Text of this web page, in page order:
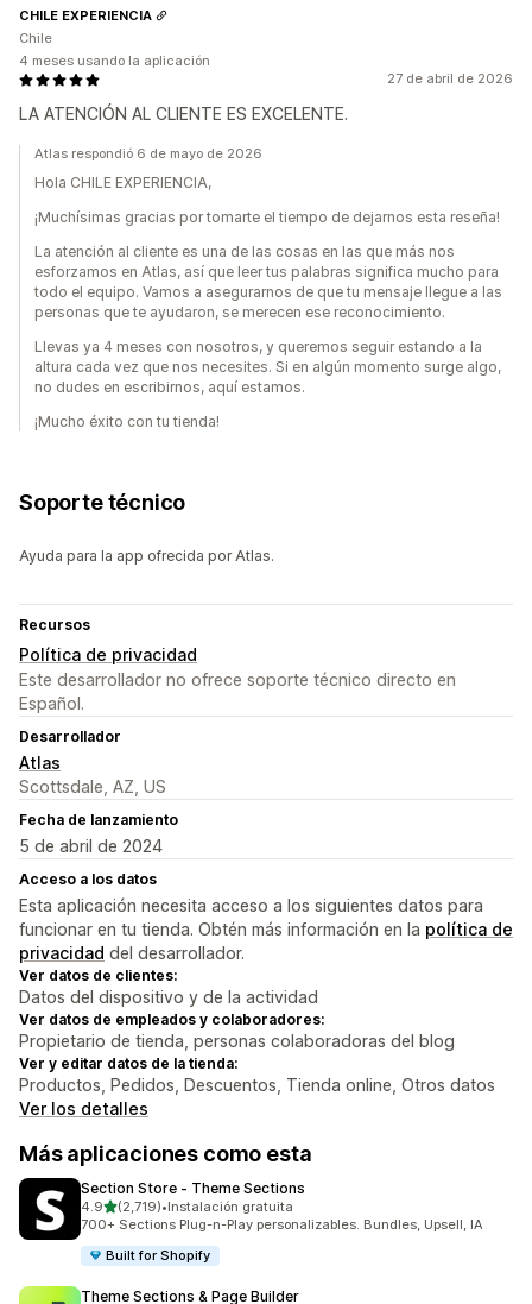
27 de abril de 2026
LA ATENCIÓN AL CLIENTE ES EXCELENTE.
CHILE EXPERIENCIA
Chile
4 meses usando la aplicación
Atlas respondió 6 de mayo de 2026
Hola CHILE EXPERIENCIA,
¡Muchísimas gracias por tomarte el tiempo de dejarnos esta reseña!
La atención al cliente es una de las cosas en las que más nos
esforzamos en Atlas, así que leer tus palabras significa mucho para
todo el equipo. Vamos a asegurarnos de que tu mensaje llegue a las
personas que te ayudaron, se merecen ese reconocimiento.
Llevas ya 4 meses con nosotros, y queremos seguir estando a la
altura cada vez que nos necesites. Si en algún momento surge algo,
no dudes en escribirnos, aquí estamos.
¡Mucho éxito con tu tienda!
Soporte técnico
Ayuda para la app ofrecida por Atlas.
Recursos
Política de privacidad
Este desarrollador no ofrece soporte técnico directo en
Español.
Desarrollador
Atlas
Scottsdale, AZ, US
Fecha de lanzamiento
5 de abril de 2024
Acceso a los datos
Esta aplicación necesita acceso a los siguientes datos para
funcionar en tu tienda. Obtén más información en la política de
privacidad del desarrollador.
Ver datos de clientes:
Datos del dispositivo y de la actividad
Ver datos de empleados y colaboradores:
Propietario de tienda, personas colaboradoras del blog
Ver y editar datos de la tienda:
Productos, Pedidos, Descuentos, Tienda online, Otros datos
Ver los detalles
Más aplicaciones como esta
Section Store ‑ Theme Sections
4.9de 5 estrellas
(2,719)
2719 reseñas en total
•Instalación gratuita
700+ Sections Plug-n-Play personalizables. Bundles, Upsell, IA
Built for Shopify
Theme Sections & Page Builder